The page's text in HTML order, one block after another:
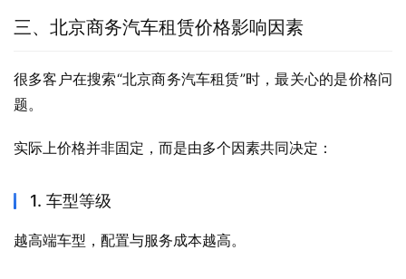
三、北京商务汽车租赁价格影响因素
很多客户在搜索“北京商务汽车租赁”时，最关心的是价格问
题。
实际上价格并非固定，而是由多个因素共同决定：
1. 车型等级
越高端车型，配置与服务成本越高。